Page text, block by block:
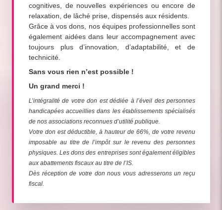
cognitives, de nouvelles expériences ou encore de
relaxation, de lâché prise, dispensés aux résidents.
Grâce à vos dons, nos équipes professionnelles sont
également aidées dans leur accompagnement avec
toujours plus d’innovation, d’adaptabilité, et de
technicité.
Sans vous rien n’est possible !
Un grand merci !
L’intégralité de votre don est dédiée à l’éveil des personnes
handicapées accueillies dans les établissements spécialisés
de nos associations reconnues d’utilité publique.
Votre don est déductible, à hauteur de 66%, de votre revenu
imposable au titre de l’impôt sur le revenu des personnes
physiques. Les dons des entreprises sont également éligibles
aux abattements fiscaux au titre de l’IS.
Dès réception de votre don nous vous adresserons un reçu
fiscal.